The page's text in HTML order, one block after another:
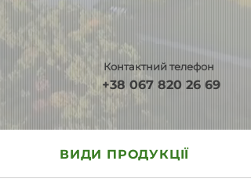
Контактний телефон
+38 067 820 26 69
ВИДИ ПРОДУКЦІЇ